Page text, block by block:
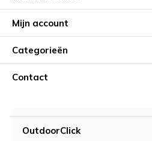
Mijn account
Categorieën
Contact
OutdoorClick